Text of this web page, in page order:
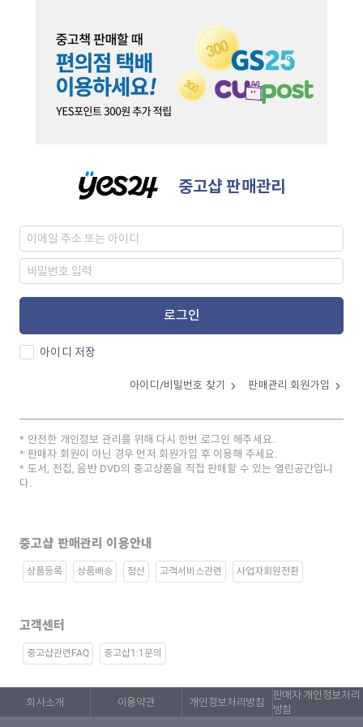
중고샵 판매관리
로그인
아이디 저장
아이디/비밀번호 찾기 판매관리 회원가입
안전한 개인정보 관리를 위해 다시 한번 로그인 해주세요.
판매자 회원이 아닌 경우 먼저 회원가입 후 이용해 주세요.
도서, 전집, 음반 DVD의 중고상품을 직접 판매할 수 있는 열린공간입니
다.
중고샵 판매관리 이용안내
상품등록 상품배송 정산 고객서비스관련 사업자회원전환
고객센터
중고샵관련FAQ 중고샵1:1문의
회사소개 이용약관 개인정보처리방침
판매자 개인정보처리
방침